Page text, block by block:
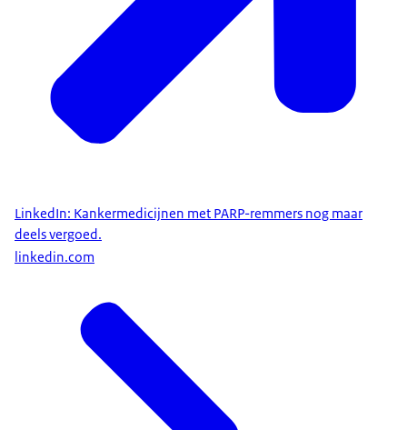
LinkedIn: Kankermedicijnen met PARP-remmers nog maar
deels vergoed.
linkedin.com